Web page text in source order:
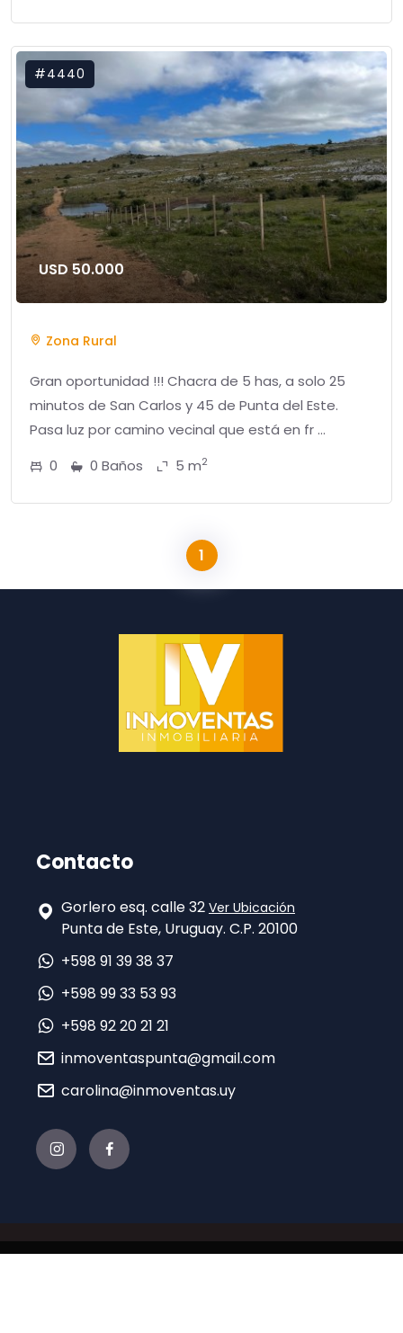
#4440
USD 50.000
Zona Rural
Gran oportunidad !!! Chacra de 5 has, a solo 25
minutos de San Carlos y 45 de Punta del Este.
Pasa luz por camino vecinal que está en fr ...
0
0 Baños 5 m2
1
Contacto
Gorlero esq. calle 32 Ver Ubicación
Punta de Este, Uruguay. C.P. 20100
+598 91 39 38 37
+598 99 33 53 93
+598 92 20 21 21
inmoventaspunta@gmail.com
carolina@inmoventas.uy